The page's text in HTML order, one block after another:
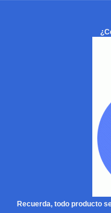
Recuerda, todo producto